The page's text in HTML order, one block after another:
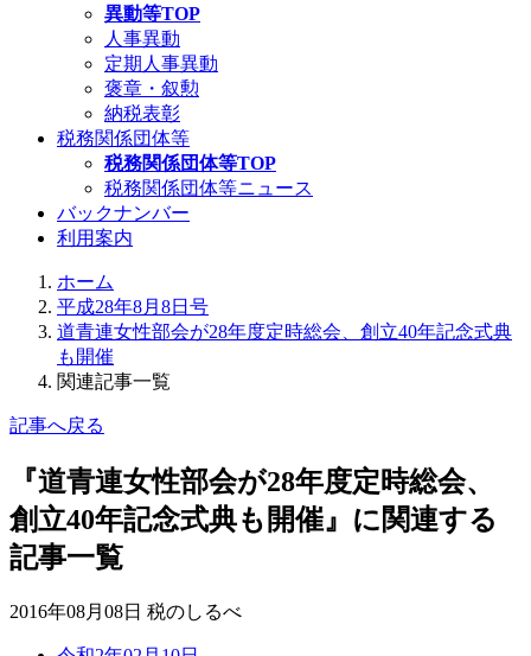
異動等TOP
人事異動
定期人事異動
褒章・叙勲
納税表彰
税務関係団体等
税務関係団体等TOP
税務関係団体等ニュース
バックナンバー
利用案内
ホーム
平成28年8月8日号
道青連女性部会が28年度定時総会、創立40年記念式典
も開催
関連記事一覧
記事へ戻る
『道青連女性部会が28年度定時総会、
創立40年記念式典も開催』に関連する
記事一覧
2016年08月08日 税のしるべ